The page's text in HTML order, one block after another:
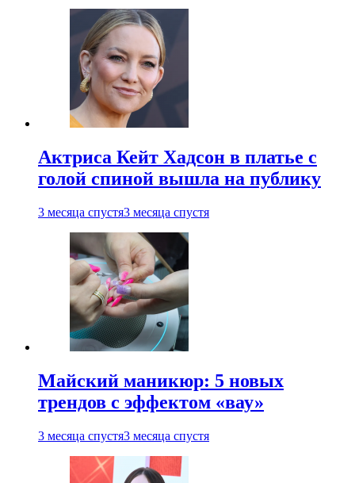
Актриса Кейт Хадсон в платье с
голой спиной вышла на публику
3 месяца спустя3 месяца спустя
Майский маникюр: 5 новых
трендов с эффектом «вау»
3 месяца спустя3 месяца спустя